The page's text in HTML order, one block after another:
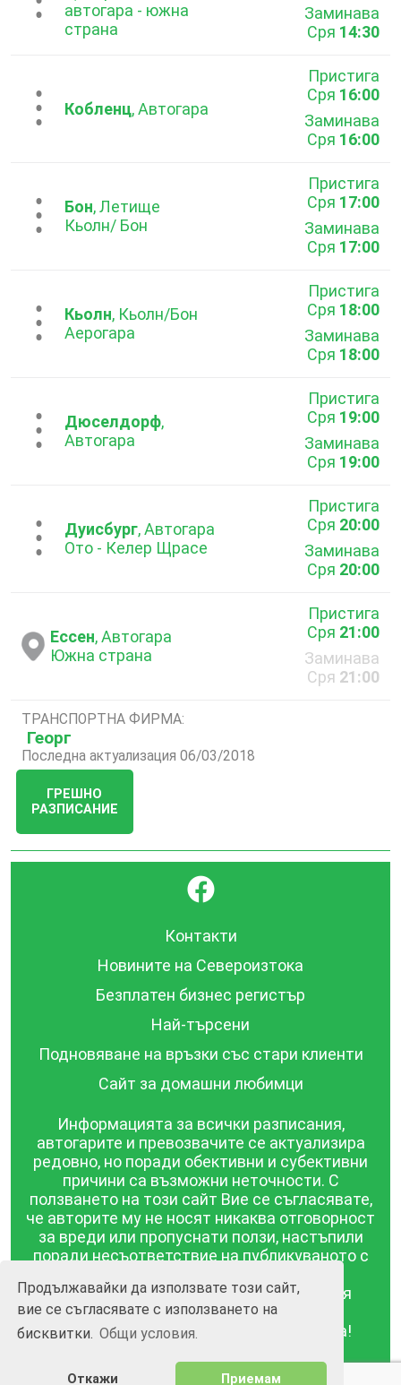
Продължавайки да използвате този сайт,
вие се съгласявате с използването на
бисквитки. Общи условия.
Откажи Приемам
автогара - южна
страна
Заминава
Сря 14:30
...Кобленц, Автогара
Пристига
Сря 16:00
Заминава
Сря 16:00
...
Бон, Летище
Кьолн/ Бон
Пристига
Сря 17:00
Заминава
Сря 17:00
...Кьолн, Кьолн/Бон
Аерогара
Пристига
Сря 18:00
Заминава
Сря 18:00
...Дюселдорф,
Автогара
Пристига
Сря 19:00
Заминава
Сря 19:00
...Дуисбург, Автогара
Ото - Келер Щрасе
Пристига
Сря 20:00
Заминава
Сря 20:00
Ессен, Автогара
Южна страна
Пристига
Сря 21:00
Заминава
Сря 21:00
ТРАНСПОРТНА ФИРМА:
Георг
Последна актуализация 06/03/2018
ГРЕШНО
РАЗПИСАНИЕ
}
Контакти
Новините на Североизтока
Безплатен бизнес регистър
Най-търсени
Подновяване на връзки със стари клиенти
Сайт за домашни любимци
Информацията за всички разписания,
автогарите и превозвачите се актуализира
редовно, но поради обективни и субективни
причини са възможни неточности. С
ползването на този сайт Вие се съгласявате,
че авторите му не носят никаква отговорност
за вреди или пропуснати ползи, настъпили
поради несъответствие на публикуваното с
публикувана в този сайт се предоставя
такава каквато е, без гаранция за
съответствието ѝ с действителността!
BGrazpisanie.com © 2008 - 2026, Всички права